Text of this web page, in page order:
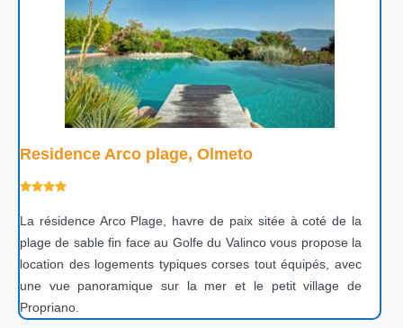
Residence Arco plage, Olmeto
La résidence Arco Plage, havre de paix sitée à coté de la
plage de sable fin face au Golfe du Valinco vous propose la
location des logements typiques corses tout équipés, avec
une vue panoramique sur la mer et le petit village de
Propriano.